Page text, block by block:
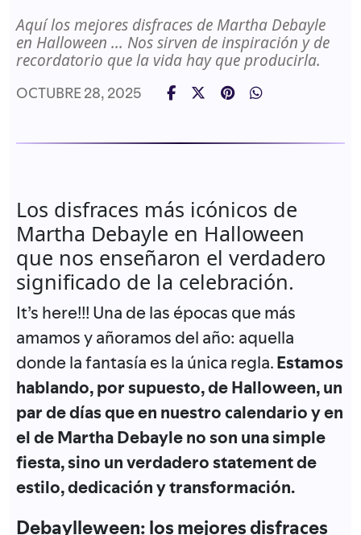
Aquí los mejores disfraces de Martha Debayle
en Halloween ... Nos sirven de inspiración y de
recordatorio que la vida hay que producirla.
OCTUBRE 28, 2025
Los disfraces más icónicos de
Martha Debayle en Halloween
que nos enseñaron el verdadero
significado de la celebración.
It’s here!!! Una de las épocas que más
amamos y añoramos del año: aquella
donde la fantasía es la única regla.Estamos
hablando, por supuesto, de Halloween, un
par de días que en nuestro calendario y en
el de Martha Debayle no son una simple
fiesta, sino un verdadero statement de
estilo, dedicación y transformación.
Debaylleween: los mejores disfraces